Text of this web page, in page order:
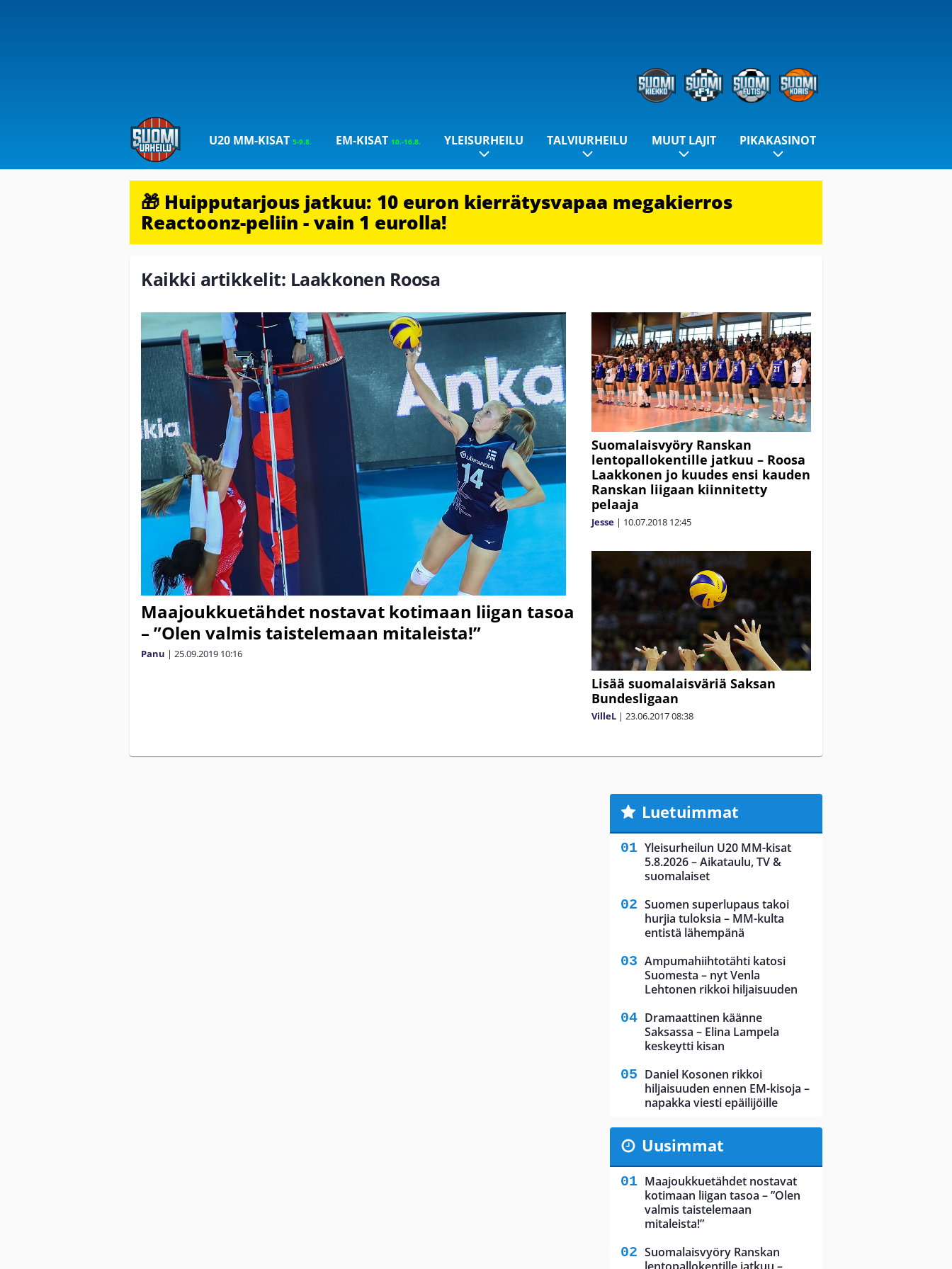
U20 MM-KISAT5-9.8. EM-KISAT 10.-16.8. YLEISURHEILU TALVIURHEILU MUUT LAJIT PIKAKASINOT
🎁 Huipputarjous jatkuu: 10 euron kierrätysvapaa megakierros
Reactoonz-peliin - vain 1 eurolla!
Kaikki artikkelit: Laakkonen Roosa
Maajoukkuetähdet nostavat kotimaan liigan tasoa
– ”Olen valmis taistelemaan mitaleista!”
Panu | 25.09.2019 10:16
Suomalaisvyöry Ranskan
lentopallokentille jatkuu – Roosa
Laakkonen jo kuudes ensi kauden
Ranskan liigaan kiinnitetty
pelaaja
Jesse | 10.07.2018 12:45
Lisää suomalaisväriä Saksan
Bundesligaan
VilleL | 23.06.201708:38
Luetuimmat
Yleisurheilun U20 MM-kisat
5.8.2026 – Aikataulu, TV &
suomalaiset
Suomen superlupaus takoi
hurjia tuloksia – MM-kulta
entistä lähempänä
Ampumahiihtotähti katosi
Suomesta – nyt Venla
Lehtonen rikkoi hiljaisuuden
Dramaattinen käänne
Saksassa – Elina Lampela
keskeytti kisan
Daniel Kosonen rikkoi
hiljaisuuden ennen EM-kisoja –
napakka viesti epäilijöille
Uusimmat
Maajoukkuetähdet nostavat
kotimaan liigan tasoa – ”Olen
valmis taistelemaan
mitaleista!”
Suomalaisvyöry Ranskan